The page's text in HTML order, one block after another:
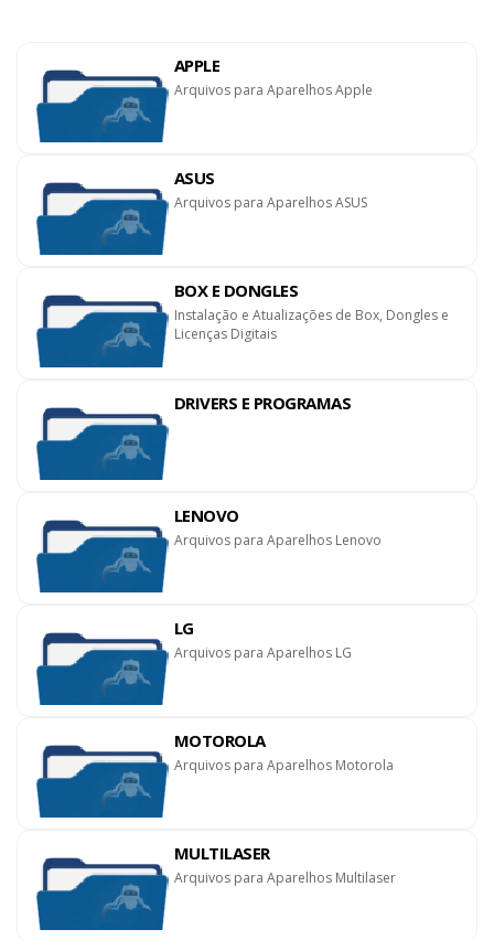
APPLE
Arquivos para Aparelhos Apple
ASUS
Arquivos para Aparelhos ASUS
BOX E DONGLES
Instalação e Atualizações de Box, Dongles e
Licenças Digitais
DRIVERS E PROGRAMAS
LENOVO
Arquivos para Aparelhos Lenovo
LG
Arquivos para Aparelhos LG
MOTOROLA
Arquivos para Aparelhos Motorola
MULTILASER
Arquivos para Aparelhos Multilaser